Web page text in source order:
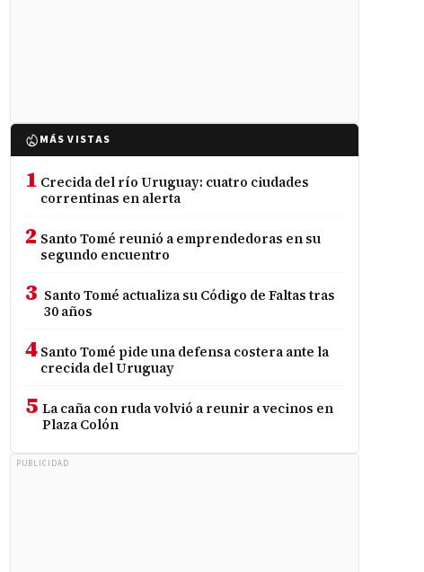
MÁS VISTAS
1 Crecida del río Uruguay: cuatro ciudades
correntinas en alerta
2 Santo Tomé reunió a emprendedoras en su
segundo encuentro
3 Santo Tomé actualiza su Código de Faltas tras
30 años
4 Santo Tomé pide una defensa costera ante la
crecida del Uruguay
5 La caña con ruda volvió a reunir a vecinos en
Plaza Colón
PUBLICIDAD